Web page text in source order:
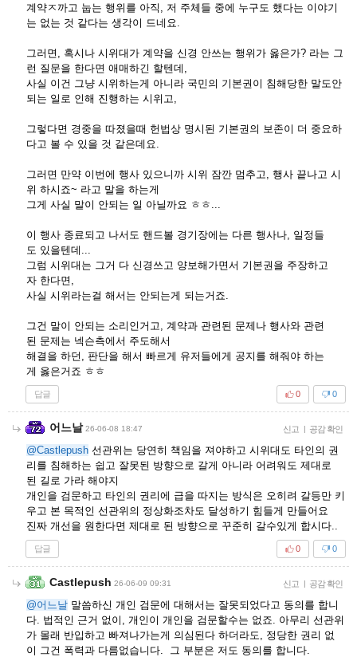
계약ㅈ까고 눕는 행위를 아직, 저 주체들 중에 누구도 했다는 이야기
는 없는 것 같다는 생각이 드네요.
그러면, 혹시나 시위대가 계약을 신경 안쓰는 행위가 옳은가? 라는 그
런 질문을 한다면 애매하긴 할텐데,
사실 이건 그냥 시위하는게 아니라 국민의 기본권이 침해당한 말도안
되는 일로 인해 진행하는 시위고,
그렇다면 경중을 따졌을때 헌법상 명시된 기본권의 보존이 더 중요하
다고 볼 수 있을 것 같은데요.
그러면 만약 이번에 행사 있으니까 시위 잠깐 멈추고, 행사 끝나고 시
위 하시죠~ 라고 말을 하는게
그게 사실 말이 안되는 일 아닐까요 ㅎㅎ...
이 행사 종료되고 나서도 핸드볼 경기장에는 다른 행사나, 일정들
도 있을텐데...
그럼 시위대는 그거 다 신경쓰고 양보해가면서 기본권을 주장하고
자 한다면,
사실 시위라는걸 해서는 안되는게 되는거죠.
그건 말이 안되는 소리인거고, 계약과 관련된 문제나 행사와 관련
된 문제는 넥슨측에서 주도해서
해결을 하던, 판단을 해서 빠르게 유저들에게 공지를 해줘야 하는
게 옳은거죠 ㅎㅎ
답글 0
0
어느날 26-06-08 18:47 신고 | 공감 확인
@Castlepush 선관위는 당연히 책임을 져야하고 시위대도 타인의 권
리를 침해하는 쉽고 잘못된 방향으로 갈게 아니라 어려워도 제대로
된 길로 가라 해야지
개인을 검문하고 타인의 권리에 급을 따지는 방식은 오히려 갈등만 키
우고 본 목적인 선관위의 정상화조차도 달성하기 힘들게 만들어요
진짜 개선을 원한다면 제대로 된 방향으로 꾸준히 갈수있게 합시다..
답글 0
0
Castlepush 26-06-09 09:31 신고 | 공감 확인
@어느날 말씀하신 개인 검문에 대해서는 잘못되었다고 동의를 합니
다. 법적인 근거 없이, 개인이 개인을 검문할수는 없죠. 아무리 선관위
가 몰래 반입하고 빠져나가는게 의심된다 하더라도, 정당한 권리 없
이 그건 폭력과 다름없습니다. 그 부분은 저도 동의를 합니다.